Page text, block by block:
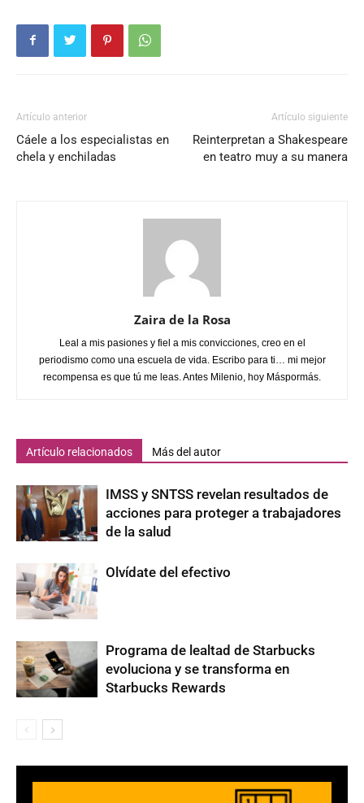
Artículo anterior
Cáele a los especialistas en
chela y enchiladas
Artículo siguiente
Reinterpretan a Shakespeare
en teatro muy a su manera
Zaira de la Rosa
Leal a mis pasiones y fiel a mis convicciones, creo en el
periodismo como una escuela de vida. Escribo para ti… mi mejor
recompensa es que tú me leas. Antes Milenio, hoy Máspormás.
Artículo relacionados Más del autor
IMSS y SNTSS revelan resultados de
acciones para proteger a trabajadores
de la salud
Olvídate del efectivo
Programa de lealtad de Starbucks
evoluciona y se transforma en
Starbucks Rewards